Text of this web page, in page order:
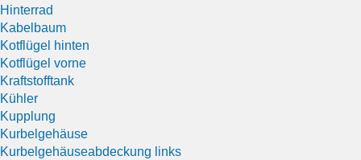
Hinterrad
Kabelbaum
Kotflügel hinten
Kotflügel vorne
Kraftstofftank
Kühler
Kupplung
Kurbelgehäuse
Kurbelgehäuseabdeckung links